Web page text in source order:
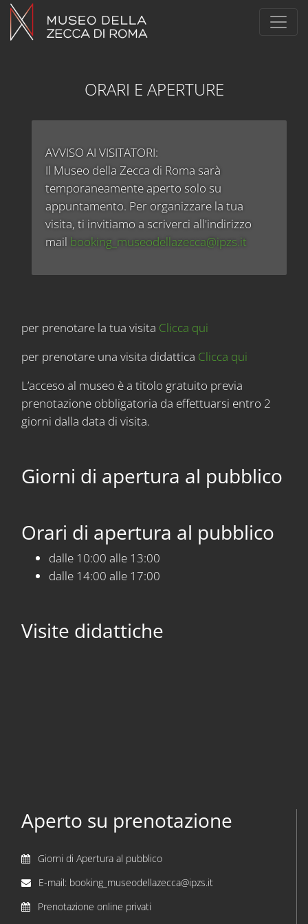
ORARI E APERTURE
AVVISO AI VISITATORI:
Il Museo della Zecca di Roma sarà
temporaneamente aperto solo su
appuntamento. Per organizzare la tua
visita, ti invitiamo a scriverci all'indirizzo
mail booking_museodellazecca@ipzs.it
per prenotare la tua visita Clicca qui
per prenotare una visita didattica Clicca qui
L’acceso al museo è a titolo gratuito previa
prenotazione obbligatoria da effettuarsi entro 2
giorni dalla data di visita.
Giorni di apertura al pubblico
Orari di apertura al pubblico
dalle 10:00 alle 13:00
dalle 14:00 alle 17:00
Visite didattiche
Aperto su prenotazione
Giorni di Apertura al pubblico
E-mail: booking_museodellazecca@ipzs.it
Prenotazione online privati